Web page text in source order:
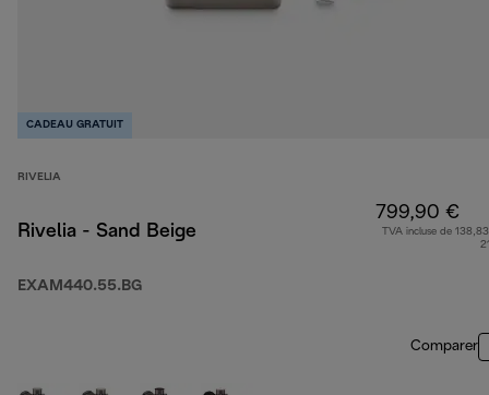
CADEAU GRATUIT
RIVELIA
Rivelia - Sand Beige
EXAM440.55.BG
799,90 €
TVA incluse de
Comparer